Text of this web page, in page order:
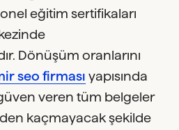
eğitim sertifikaları
Dönüşüm oranlarını
seo firması yapısında
veren tüm belgeler
kaçmayacak şekilde